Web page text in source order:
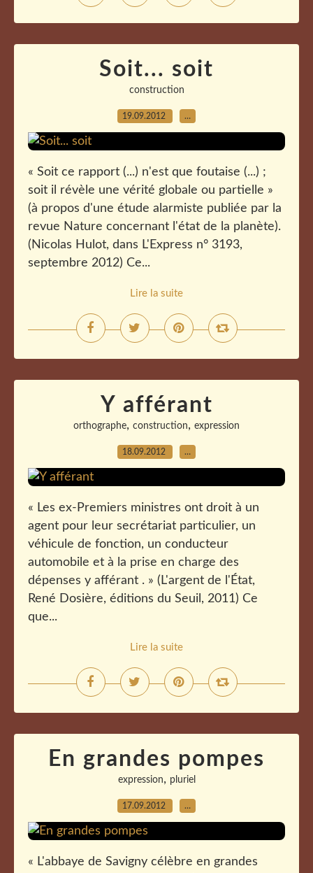
Soit... soit
construction
19.09.2012 …
« Soit ce rapport (...) n'est que foutaise (...) ;
soit il révèle une vérité globale ou partielle »
(à propos d'une étude alarmiste publiée par la
revue Nature concernant l'état de la planète).
(Nicolas Hulot, dans L'Express n° 3193,
septembre 2012) Ce...
Lire la suite
Y afférant
orthographe, construction, expression
18.09.2012 …
« Les ex-Premiers ministres ont droit à un
agent pour leur secrétariat particulier, un
véhicule de fonction, un conducteur
automobile et à la prise en charge des
dépenses y afférant . » (L'argent de l'État,
René Dosière, éditions du Seuil, 2011) Ce
que...
Lire la suite
En grandes pompes
expression, pluriel
17.09.2012 …
« L'abbaye de Savigny célèbre en grandes